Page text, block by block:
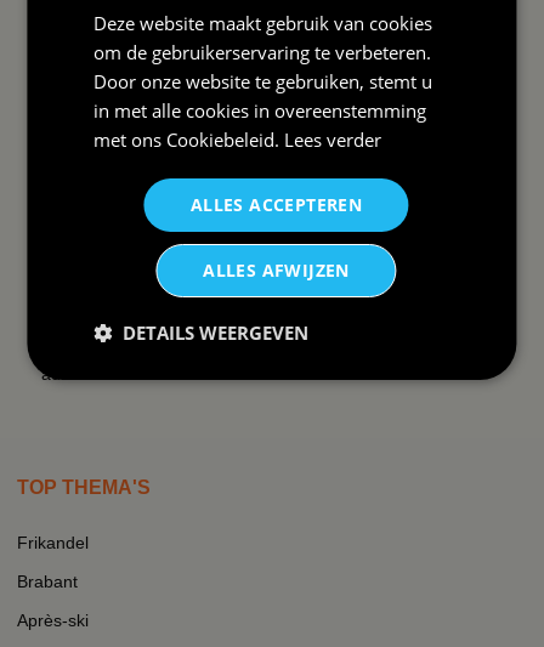
DAAROM
BBWEBWINKEL:
Snelle levering✓
Lage verzendkosten✓
14 dagen retour recht✓
Snelle helpdesk✓
Whatsapp contact✓
Groepskorting 25%✓
Al ruim 10 jaar vertrouwd
adres✓
TOP THEMA'S
Frikandel
Brabant
Après-ski
Deze website maakt gebruik van cookies
om de gebruikerservaring te verbeteren.
Door onze website te gebruiken, stemt u
in met alle cookies in overeenstemming
met ons Cookiebeleid. Lees verder
ALLES ACCEPTEREN
ALLES AFWIJZEN
DETAILS WEERGEVEN